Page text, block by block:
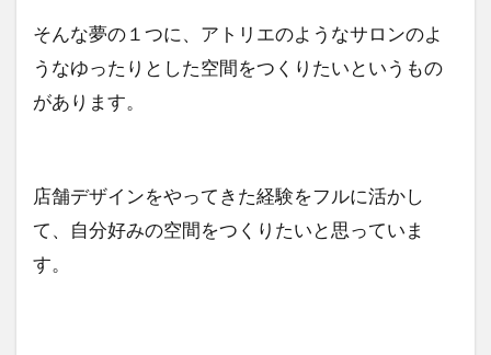
そんな夢の１つに、アトリエのようなサロンのよ
うなゆったりとした空間をつくりたいというもの
があります。
店舗デザインをやってきた経験をフルに活かし
て、自分好みの空間をつくりたいと思っていま
す。